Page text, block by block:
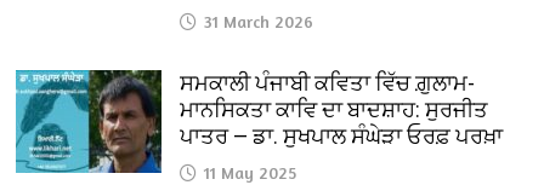
31 March 2026
ਸਮਕਾਲੀ ਪੰਜਾਬੀ ਕਵਿਤਾ ਵਿੱਚ ਗ਼ੁਲਾਮ-
ਮਾਨਸਿਕਤਾ ਕਾਵਿ ਦਾ ਬਾਦਸ਼ਾਹ: ਸੁਰਜੀਤ
ਪਾਤਰ — ਡਾ. ਸੁਖਪਾਲ ਸੰਘੇੜਾ ਓਰਫ਼ ਪਰਖ਼ਾ
11 May 2025